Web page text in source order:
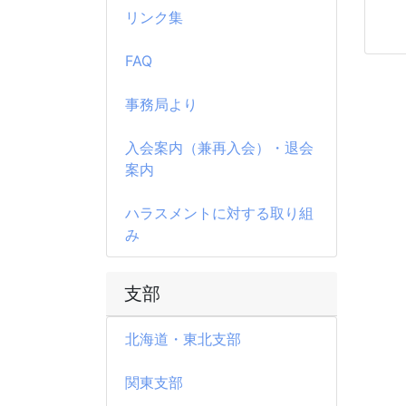
リンク集
FAQ
事務局より
入会案内（兼再入会）・退会
案内
ハラスメントに対する取り組
み
支部
北海道・東北支部
関東支部